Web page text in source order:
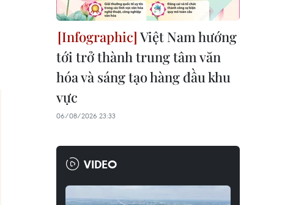
Việt Nam hướng
tới trở thành trung tâm văn
hóa và sáng tạo hàng đầu khu
vực
06/08/2026 23:33
VIDEO